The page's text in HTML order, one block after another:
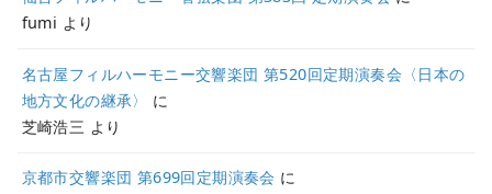
fumi より
名古屋フィルハーモニー交響楽団 第520回定期演奏会〈日本の
地方文化の継承〉
に
芝崎浩三 より
京都市交響楽団 第699回定期演奏会 に